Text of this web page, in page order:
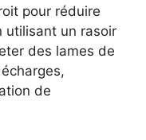
pour réduire
utilisant un rasoir
des lames de
de